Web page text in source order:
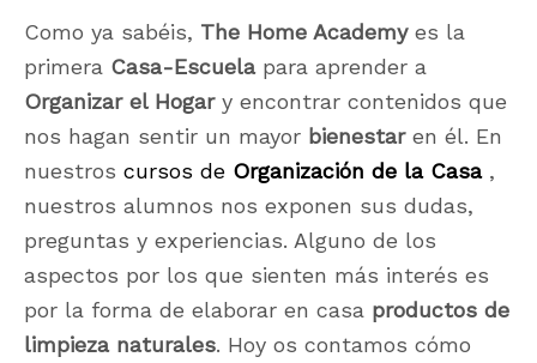
Como ya sabéis, The Home Academyes la
primera Casa-Escuelapara aprender a
Organizar el Hogary encontrar contenidos que
nos hagan sentir un mayor bienestaren él. En
nuestros cursos de Organización de la Casa ,
nuestros alumnos nos exponen sus dudas,
preguntas y experiencias. Alguno de los
aspectos por los que sienten más interés es
por la forma de elaborar en casa productos de
limpieza naturales. Hoy os contamos cómo